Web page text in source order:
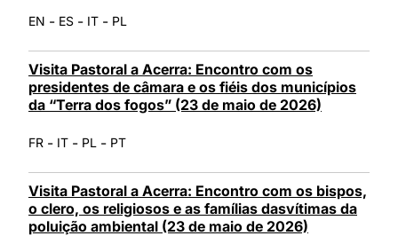
EN - ES - IT - PL
Visita Pastoral a Acerra: Encontro com os
presidentes de câmara e os fiéis dos municípios
da “Terra dos fogos” (23 de maio de 2026)
FR - IT - PL - PT
Visita Pastoral a Acerra: Encontro com os bispos,
o clero, os religiosos e as famílias dasvítimas da
poluição ambiental (23 de maio de 2026)